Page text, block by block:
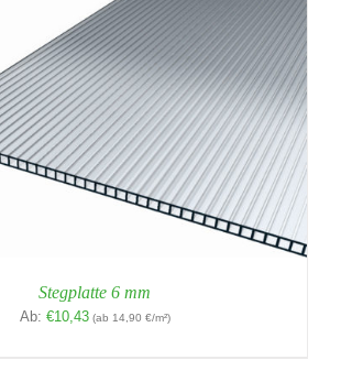
Stegplatte 6 mm
Ab: €10,43(ab 14,90 €/m²)